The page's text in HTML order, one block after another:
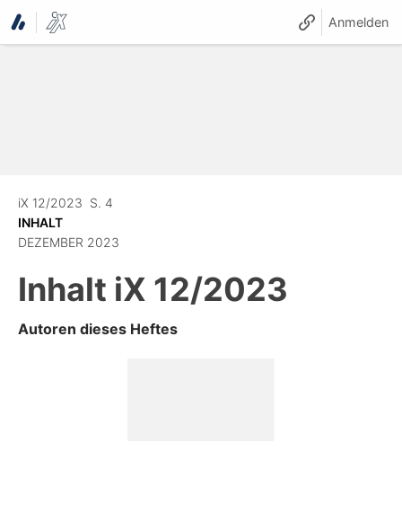
Anmelden
iX 12/2023 S. 4
INHALT
DEZEMBER 2023
Inhalt iX 12/2023
Autoren dieses Heftes